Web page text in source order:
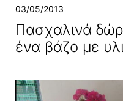
03/05/2013
Πασχαλινά
ένα βάζο με